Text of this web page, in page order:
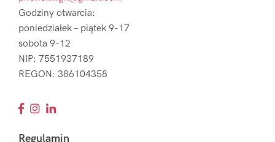
Godziny otwarcia:
poniedziałek – piątek 9-17
sobota 9-12
NIP: 7551937189
REGON: 386104358
Regulamin